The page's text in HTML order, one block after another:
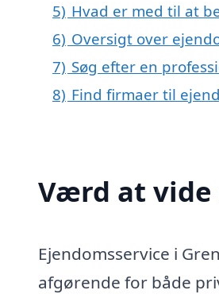
5) Hvad er med til at
6) Oversigt over
7) Søg efter en
8) Find firmaer til
Værd at vide
Ejendomsservice i
afgørende for både